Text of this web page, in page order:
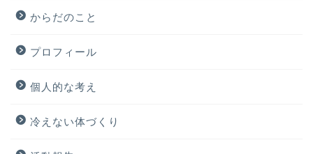
からだのこと
プロフィール
個人的な考え
冷えない体づくり